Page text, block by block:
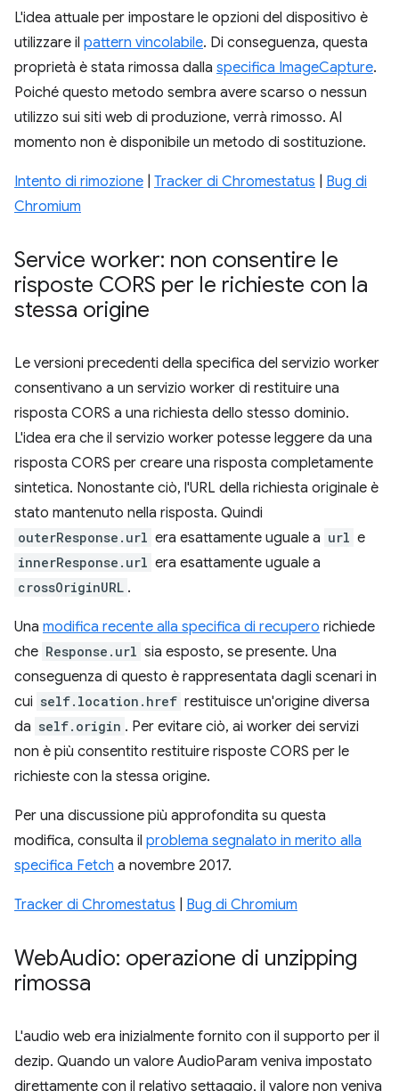
L'idea attuale per impostare le opzioni del dispositivo è
utilizzare il pattern vincolabile. Di conseguenza, questa
proprietà è stata rimossa dalla specifica ImageCapture.
Poiché questo metodo sembra avere scarso o nessun
utilizzo sui siti web di produzione, verrà rimosso. Al
momento non è disponibile un metodo di sostituzione.
Intento di rimozione Tracker di Chromestatus
Bug di
Chromium
Service worker: non consentire le
risposte CORS per le richieste con la
stessa origine
Le versioni precedenti della specifica del servizio worker
consentivano a un servizio worker di restituire una
risposta CORS a una richiesta dello stesso dominio.
L'idea era che il servizio worker potesse leggere da una
risposta CORS per creare una risposta completamente
sintetica. Nonostante ciò, l'URL della richiesta originale è
stato mantenuto nella risposta. Quindi
outerResponse.url era esattamente uguale a url e
innerResponse.url era esattamente uguale a
crossOriginURL .
Una modifica recente alla specifica di recupero richiede
che Response.url sia esposto, se presente. Una
conseguenza di questo è rappresentata dagli scenari in
cui self.location.href restituisce un'origine diversa
da self.origin . Per evitare ciò, ai worker dei servizi
non è più consentito restituire risposte CORS per le
richieste con la stessa origine.
Per una discussione più approfondita su questa
modifica, consulta il problema segnalato in merito alla
specifica Fetch a novembre 2017.
Tracker di Chromestatus Bug di Chromium
WebAudio: operazione di unzipping
rimossa
L'audio web era inizialmente fornito con il supporto per il
dezip. Quando un valore AudioParam veniva impostato
direttamente con il relativo settaggio, il valore non veniva